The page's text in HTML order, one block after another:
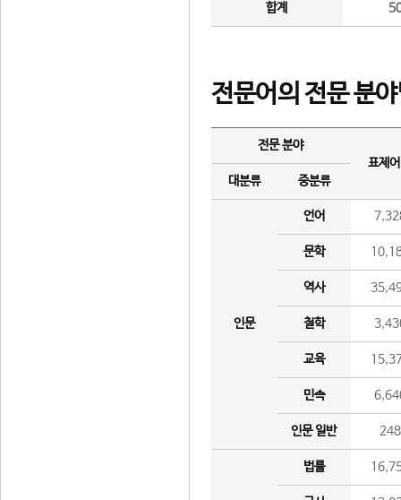
합계
전문어의 전문 분
전문 분야
표제
대분류
중분류
인문
언어
문학
역사
철학
교육
민속
인문 일반 248
법률